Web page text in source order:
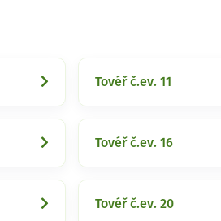
Tovéř č.ev. 11
Tovéř č.ev. 16
Tovéř č.ev. 20